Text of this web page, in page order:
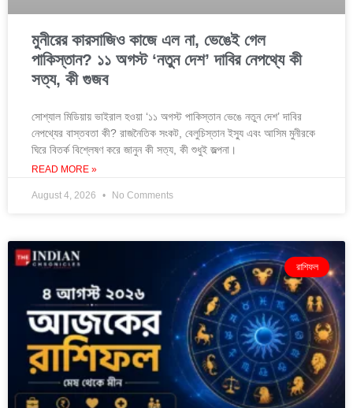
মুনীরের কারসাজিও কাজে এল না, ভেঙেই গেল
পাকিস্তান? ১১ অগস্ট ‘নতুন দেশ’ দাবির নেপথ্যে কী
সত্য, কী গুজব
সোশ্যাল মিডিয়ায় ভাইরাল হওয়া ‘১১ অগস্ট পাকিস্তান ভেঙে নতুন দেশ’ দাবির
নেপথ্যের বাস্তবতা কী? রাজনৈতিক সংকট, বেলুচিস্তান ইস্যু এবং আসিম মুনীরকে
ঘিরে বিতর্ক বিশ্লেষণ করে জানুন কী সত্য, কী শুধুই জল্পনা।
READ MORE »
August 4, 2026 No Comments
রাশিফল